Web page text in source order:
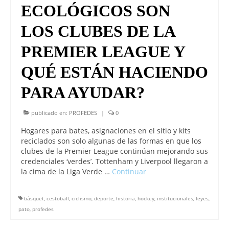
ECOLÓGICOS SON
LOS CLUBES DE LA
PREMIER LEAGUE Y
QUÉ ESTÁN HACIENDO
PARA AYUDAR?
publicado en: PROFEDES | 0
Hogares para bates, asignaciones en el sitio y kits
reciclados son solo algunas de las formas en que los
clubes de la Premier League continúan mejorando sus
credenciales ‘verdes’. Tottenham y Liverpool llegaron a
la cima de la Liga Verde … Continuar
básquet, cestoball, ciclismo, deporte, historia, hockey, institucionales, leyes,
pato, profedes